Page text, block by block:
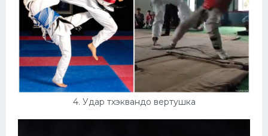
4. Удар тхэквандо вертушка